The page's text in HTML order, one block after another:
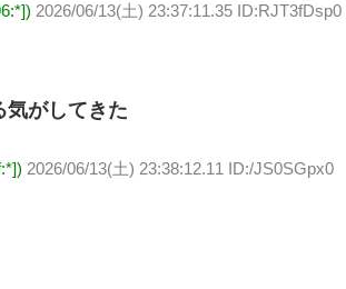
2026/06/13(土) 23:37:11.35 ID:RJT3fDsp0
気がしてきた
2026/06/13(土) 23:38:12.11 ID:/JS0SGpx0